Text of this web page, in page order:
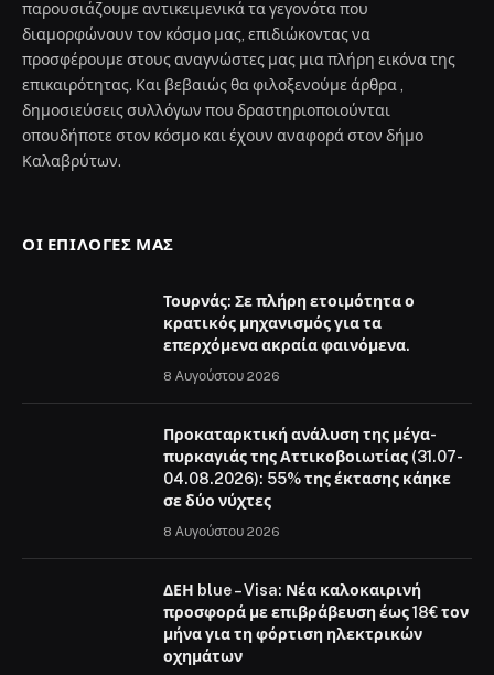
παρουσιάζουμε αντικειμενικά τα γεγονότα που
διαμορφώνουν τον κόσμο μας, επιδιώκοντας να
προσφέρουμε στους αναγνώστες μας μια πλήρη εικόνα της
επικαιρότητας. Και βεβαιώς θα φιλοξενούμε άρθρα ,
δημοσιεύσεις συλλόγων που δραστηριοποιούνται
οπουδήποτε στον κόσμο και έχουν αναφορά στον δήμο
Καλαβρύτων.
ΟΙ ΕΠΙΛΟΓΈΣ ΜΑΣ
Τουρνάς: Σε πλήρη ετοιμότητα ο
κρατικός μηχανισμός για τα
επερχόμενα ακραία φαινόμενα.
8 Αυγούστου 2026
Προκαταρκτική ανάλυση της μέγα-
πυρκαγιάς της Αττικοβοιωτίας (31.07-
04.08.2026): 55% της έκτασης κάηκε
σε δύο νύχτες
8 Αυγούστου 2026
ΔΕΗ blue – Visa: Νέα καλοκαιρινή
προσφορά με επιβράβευση έως 18€ τον
μήνα για τη φόρτιση ηλεκτρικών
οχημάτων